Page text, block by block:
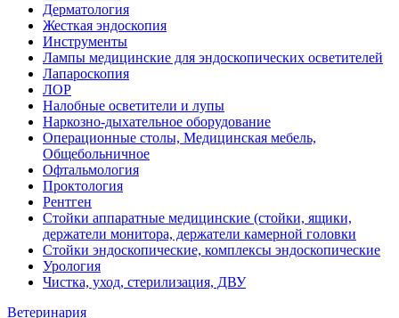
Дерматология
Жесткая эндоскопия
Инструменты
Лампы медицинские для эндоскопических осветителей
Лапароскопия
ЛОР
Налобные осветители и лупы
Наркозно-дыхательное оборудование
Операционные столы, Медицинская мебель,
Общебольничное
Офтальмология
Проктология
Рентген
Стойки аппаратные медицинские (стойки, ящики,
держатели монитора, держатели камерной головки
Стойки эндоскопические, комплексы эндоскопические
Урология
Чистка, уход, стерилизация, ДВУ
Ветеринария